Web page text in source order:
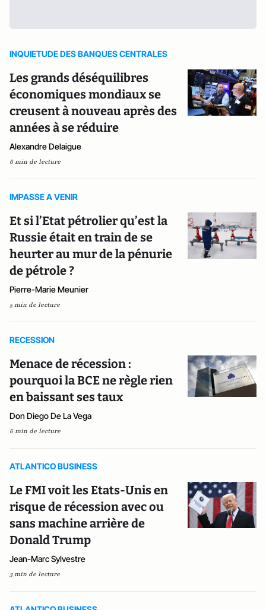
INQUIETUDE DES BANQUES CENTRALES
Les grands déséquilibres
économiques mondiaux se
creusent à nouveau après des
années à se réduire
Alexandre Delaigue
6 min de lecture
IMPASSE A VENIR
Et si l’Etat pétrolier qu’est la
Russie était en train de se
heurter au mur de la pénurie
de pétrole ?
Pierre-Marie Meunier
5 min de lecture
RECESSION
Menace de récession :
pourquoi la BCE ne règle rien
en baissant ses taux
Don Diego De La Vega
6 min de lecture
ATLANTICO BUSINESS
Le FMI voit les Etats-Unis en
risque de récession avec ou
sans machine arrière de
Donald Trump
Jean-Marc Sylvestre
3 min de lecture